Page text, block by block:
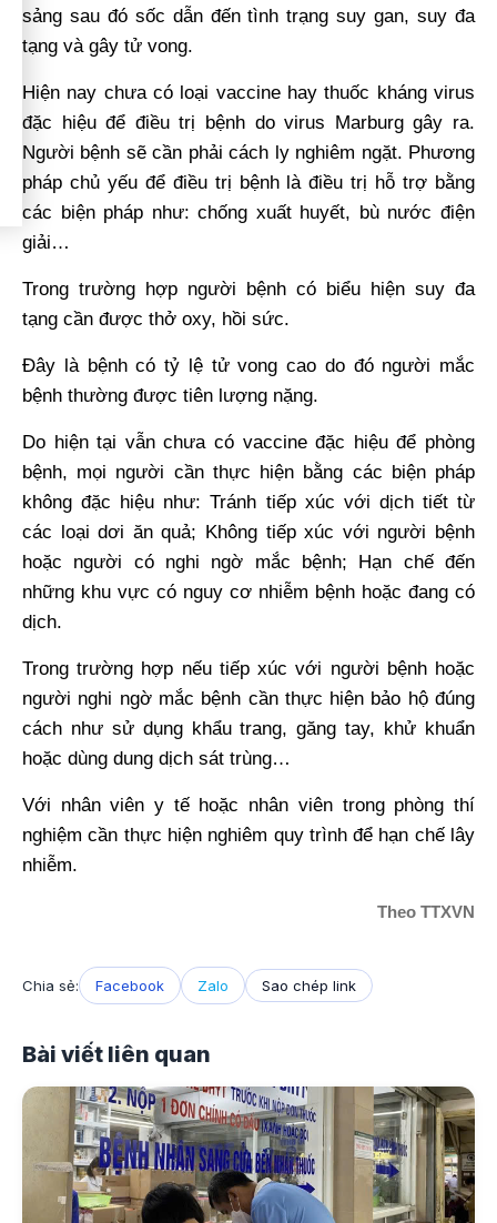
sảng sau đó sốc dẫn đến tình trạng suy gan, suy đa
tạng và gây tử vong.
Hiện nay chưa có loại vaccine hay thuốc kháng virus
đặc hiệu để điều trị bệnh do virus Marburg gây ra.
Người bệnh sẽ cần phải cách ly nghiêm ngặt. Phương
pháp chủ yếu để điều trị bệnh là điều trị hỗ trợ bằng
các biện pháp như: chống xuất huyết, bù nước điện
giải…
Trong trường hợp người bệnh có biểu hiện suy đa
tạng cần được thở oxy, hồi sức.
Đây là bệnh có tỷ lệ tử vong cao do đó người mắc
bệnh thường được tiên lượng nặng.
Do hiện tại vẫn chưa có vaccine đặc hiệu để phòng
bệnh, mọi người cần thực hiện bằng các biện pháp
không đặc hiệu như: Tránh tiếp xúc với dịch tiết từ
các loại dơi ăn quả; Không tiếp xúc với người bệnh
hoặc người có nghi ngờ mắc bệnh; Hạn chế đến
những khu vực có nguy cơ nhiễm bệnh hoặc đang có
dịch.
Trong trường hợp nếu tiếp xúc với người bệnh hoặc
người nghi ngờ mắc bệnh cần thực hiện bảo hộ đúng
cách như sử dụng khẩu trang, găng tay, khử khuẩn
hoặc dùng dung dịch sát trùng…
Với nhân viên y tế hoặc nhân viên trong phòng thí
nghiệm cần thực hiện nghiêm quy trình để hạn chế lây
nhiễm.
Theo TTXVN
Chia sẻ: Facebook Zalo Sao chép link
Bài viết liên quan